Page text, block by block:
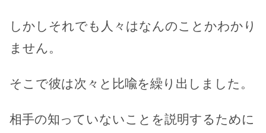
しかしそれでも人々はなんのことかわかり
ません。
そこで彼は次々と比喩を繰り出しました。
相手の知っていないことを説明するために